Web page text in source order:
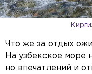
Что же за отдых
На узбекское море
но впечатлений и